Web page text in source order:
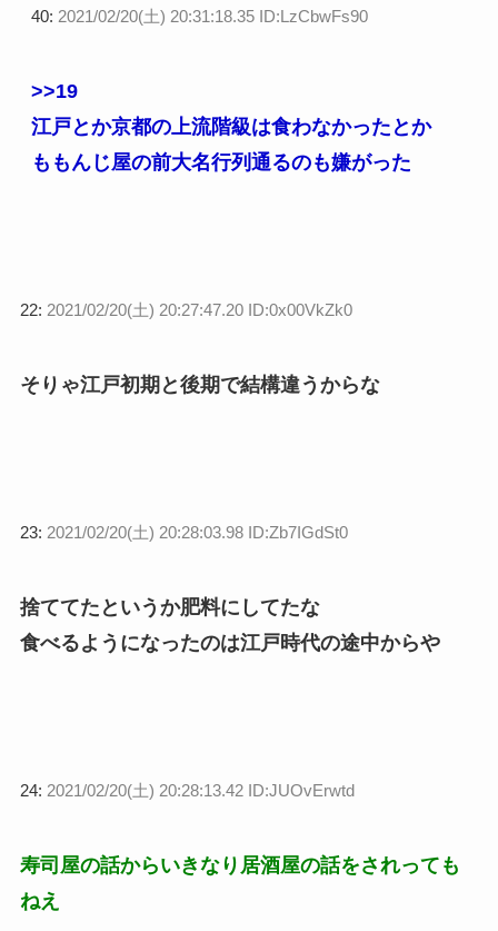
40: 2021/02/20(土) 20:31:18.35 ID:LzCbwFs90
>>19
江戸とか京都の上流階級は食わなかったとか
ももんじ屋の前大名行列通るのも嫌がった
22: 2021/02/20(土) 20:27:47.20 ID:0x00VkZk0
そりゃ江戸初期と後期で結構違うからな
23: 2021/02/20(土) 20:28:03.98 ID:Zb7IGdSt0
捨ててたというか肥料にしてたな
食べるようになったのは江戸時代の途中からや
24: 2021/02/20(土) 20:28:13.42 ID:JUOvErwtd
寿司屋の話からいきなり居酒屋の話をされっても
ねえ